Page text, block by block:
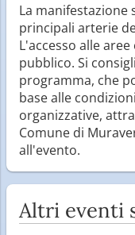
La manifestazione
principali arterie
L'accesso alle
pubblico. Si
programma, che
base alle
organizzative,
Comune di
all'evento.
Altri eventi